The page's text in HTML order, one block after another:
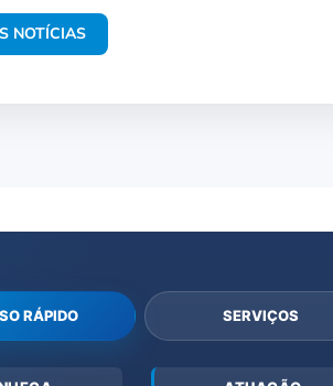
NOTÍCIAS
RÁPIDO SERVIÇOS